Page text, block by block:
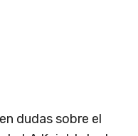
dudas sobre el